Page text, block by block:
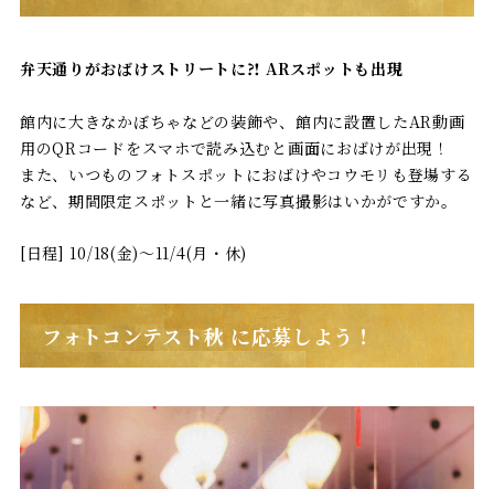
弁天通りがおばけストリートに⁈ ARスポットも出現
館内に大きなかぼちゃなどの装飾や、館内に設置したAR動画
用のQRコードをスマホで読み込むと画面におばけが出現！
また、いつものフォトスポットにおばけやコウモリも登場する
など、期間限定スポットと一緒に写真撮影はいかがですか。
[日程] 10/18(金)～11/4(月・休)
フォトコンテスト秋 に応募しよう！